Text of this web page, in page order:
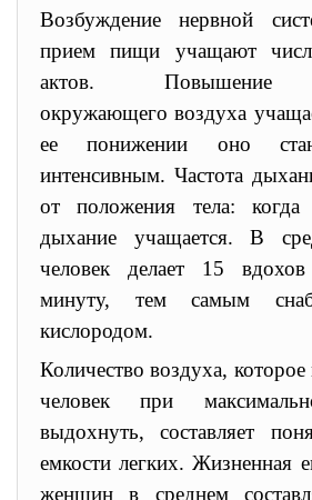
Возбуждение нервной
прием пищи учащают
актов. Повышение
окружающего воздуха
ее понижении оно
интенсивным. Частота
от положения тела: когда
дыхание учащается. В
человек делает 15
минуту, тем самым
кислородом.
Количество воздуха,
человек при
выдохнуть, составляет
емкости легких. Жизненная
женщин в среднем